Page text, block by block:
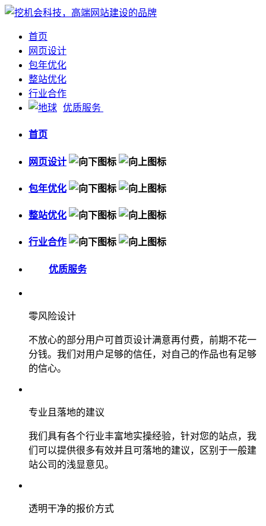
首页
网页设计
包年优化
整站优化
行业合作
优质服务
首页
网页设计
包年优化
整站优化
行业合作
优质服务
零风险设计
不放心的部分用户可首页设计满意再付费，前期不花一
分钱。我们对用户足够的信任，对自己的作品也有足够
的信心。
专业且落地的建议
我们具有各个行业丰富地实操经验，针对您的站点，我
们可以提供很多有效并且可落地的建议，区别于一般建
站公司的浅显意见。
透明干净的报价方式